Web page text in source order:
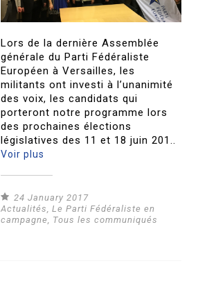
Lors de la dernière Assemblée
générale du Parti Fédéraliste
Européen à Versailles, les
militants ont investi à l’unanimité
des voix, les candidats qui
porteront notre programme lors
des prochaines élections
législatives des 11 et 18 juin 201..
Voir plus
24 January 2017
Actualités,Le Parti Fédéraliste en
campagne, Tous les communiqués